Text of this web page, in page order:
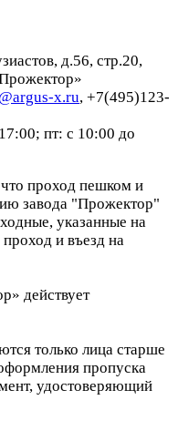
д.56, стр.20,
x.ru, +7(495)123-
пт: с 10:00 до
проход пешком и
завода "Прожектор"
указанные на
и въезд на
действует
только лица старше
пропуска
удостоверяющий